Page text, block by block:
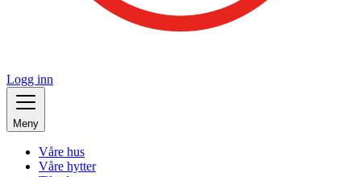
Logg inn
Meny
Våre hus
Våre hytter